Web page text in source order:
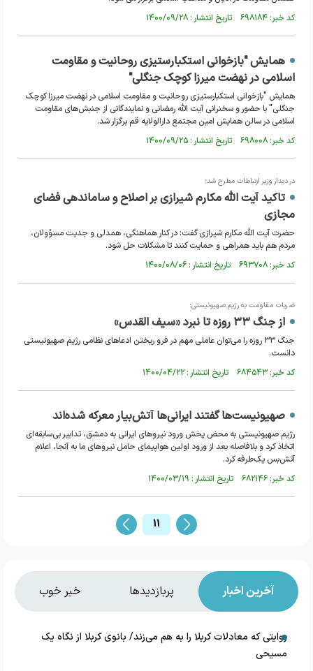
کد خبر: ۶۹۸۱۸۴ تاریخ انتشار : ۱۴۰۰/۰۹/۲۸
همایش "بازخوانی استکبارستیزی روحانیت و مقاومت
اسلامی در نهضت میرزا کوچک جنگلی"
همایش "بازخوانی استکبارستیزی روحانیت و مقاومت اسلامی در نهضت میرزا کوچک
جنگلی" با حضور و سخنرانی آیت الله رمضانی و نمایندگانی از جنبش‌های مقاومت
اسلامی در سالن همایش امین مجتمع دارالولایه قم برگزار شد.
کد خبر: ۶۹۸۰۰۸ تاریخ انتشار : ۱۴۰۰/۰۹/۲۵
در دیدار وزیر ارتباطات مطرح شد؛
تاکید آیت الله مکارم شیرازی بر اصلاح و ساماندهی فضای
مجازی
حضرت آیت الله مکارم شیرازی گفت: در کنار هماهنگی، همدلی و جدیت مسؤولان،
مردم هم باید همراهی و حمایت کنند تا مشکلات حل شود.
کد خبر: ۶۹۳۷۰۸ تاریخ انتشار : ۱۴۰۰/۰۸/۰۶
ضربات مقاومت به رژیم صهیونیستی؛
از جنگ ۳۳ روزه تا نبرد «سیف القدس»
جنگ ۳۳ روزه را می‌توان عاملی مهم در فرو ریختن ادعاهای نظامی رژیم صهیونیستی
دانست.
کد خبر: ۶۸۴۵۴۳ تاریخ انتشار : ۱۴۰۰/۰۴/۲۲
صهیونیست‌ها گفتند ایرانی‌ها آتش‌بیار معرکه شده‌اند
رژیم صهیونیستی به محض پخش ورود نیروهای ایرانی به دمشق، تدابیر بی‌سابقه‌ای
اتخاذ کرد و بلافاصله بعد از ورود اولین هواپیمای حامل نیروهای ما به آنجا، اعلام
آتش‌بس یک‌طرفه کرد.
کد خبر: ۶۸۲۱۴۶ تاریخ انتشار : ۱۴۰۰/۰۳/۱۹
11
آخرین اخبار پربازدیدها خبر خوب
روایتی که معادلات کربلا را به هم می‌زند/ بانوی کربلا از نگاه یک
مسیحی